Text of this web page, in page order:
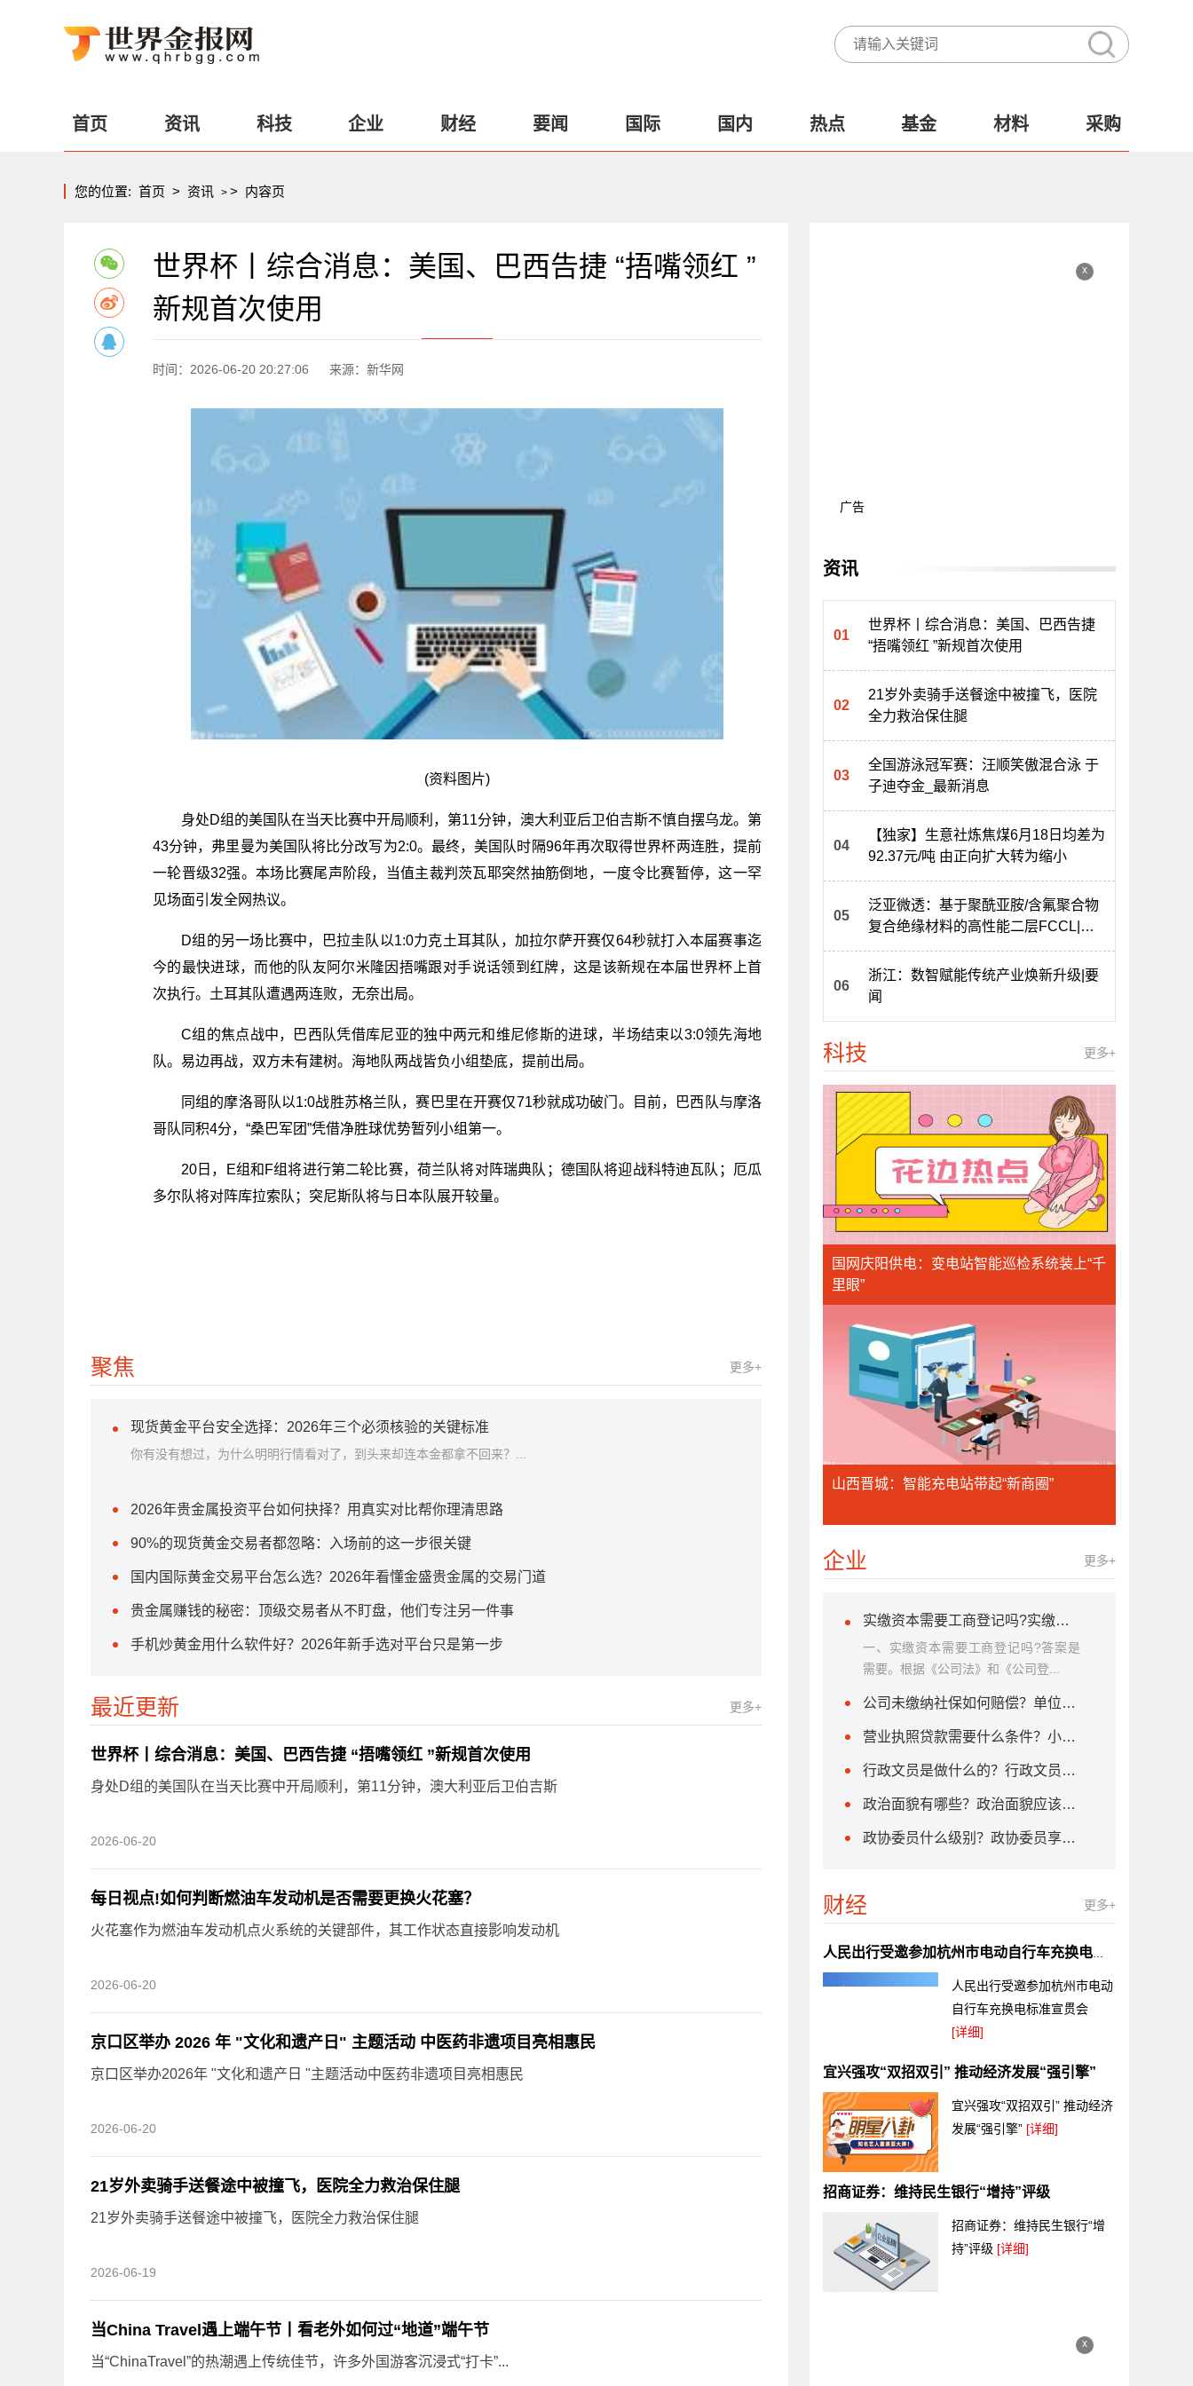
首页 资讯 科技 企业 财经 要闻 国际 国内 热点 基金 材料 采购
您的位置: 首页 > 资讯 > > 内容页
世界杯丨综合消息：美国、巴西告捷 “捂嘴领红 ”
新规首次使用
时间：2026-06-20 20:27:06 来源：新华网
(资料图片)
身处D组的美国队在当天比赛中开局顺利，第11分钟，澳大利亚后卫伯吉斯不慎自摆乌龙。第
43分钟，弗里曼为美国队将比分改写为2:0。最终，美国队时隔96年再次取得世界杯两连胜，提前
一轮晋级32强。本场比赛尾声阶段，当值主裁判茨瓦耶突然抽筋倒地，一度令比赛暂停，这一罕
见场面引发全网热议。
D组的另一场比赛中，巴拉圭队以1:0力克土耳其队，加拉尔萨开赛仅64秒就打入本届赛事迄
今的最快进球，而他的队友阿尔米隆因捂嘴跟对手说话领到红牌，这是该新规在本届世界杯上首
次执行。土耳其队遭遇两连败，无奈出局。
C组的焦点战中，巴西队凭借库尼亚的独中两元和维尼修斯的进球，半场结束以3:0领先海地
队。易边再战，双方未有建树。海地队两战皆负小组垫底，提前出局。
同组的摩洛哥队以1:0战胜苏格兰队，赛巴里在开赛仅71秒就成功破门。目前，巴西队与摩洛
哥队同积4分，“桑巴军团”凭借净胜球优势暂列小组第一。
20日，E组和F组将进行第二轮比赛，荷兰队将对阵瑞典队；德国队将迎战科特迪瓦队；厄瓜
多尔队将对阵库拉索队；突尼斯队将与日本队展开较量。
聚焦 更多+
现货黄金平台安全选择：2026年三个必须核验的关键标准
你有没有想过，为什么明明行情看对了，到头来却连本金都拿不回来？...
2026年贵金属投资平台如何抉择？用真实对比帮你理清思路
90%的现货黄金交易者都忽略：入场前的这一步很关键
国内国际黄金交易平台怎么选？2026年看懂金盛贵金属的交易门道
贵金属赚钱的秘密：顶级交易者从不盯盘，他们专注另一件事
手机炒黄金用什么软件好？2026年新手选对平台只是第一步
最近更新 更多+
世界杯丨综合消息：美国、巴西告捷 “捂嘴领红 ”新规首次使用
身处D组的美国队在当天比赛中开局顺利，第11分钟，澳大利亚后卫伯吉斯
2026-06-20
每日视点!如何判断燃油车发动机是否需要更换火花塞？
火花塞作为燃油车发动机点火系统的关键部件，其工作状态直接影响发动机
2026-06-20
京口区举办 2026 年 "文化和遗产日" 主题活动 中医药非遗项目亮相惠民
京口区举办2026年 "文化和遗产日 "主题活动中医药非遗项目亮相惠民
2026-06-20
21岁外卖骑手送餐途中被撞飞，医院全力救治保住腿
21岁外卖骑手送餐途中被撞飞，医院全力救治保住腿
2026-06-19
当China Travel遇上端午节丨看老外如何过“地道”端午节
当“ChinaTravel”的热潮遇上传统佳节，许多外国游客沉浸式“打卡”...
x
广告
资讯
世界杯丨综合消息：美国、巴西告捷
“捂嘴领红 ”新规首次使用
21岁外卖骑手送餐途中被撞飞，医院
全力救治保住腿
全国游泳冠军赛：汪顺笑傲混合泳 于
子迪夺金_最新消息
【独家】生意社炼焦煤6月18日均差为
92.37元/吨 由正向扩大转为缩小
泛亚微透：基于聚酰亚胺/含氟聚合物
复合绝缘材料的高性能二层FCCL|看
热讯
浙江：数智赋能传统产业焕新升级|要
闻
科技 更多+
国网庆阳供电：变电站智能巡检系统装上“千
里眼”
山西晋城：智能充电站带起“新商圈”
企业 更多+
实缴资本需要工商登记吗?实缴资本的计算方法是什么？
一、实缴资本需要工商登记吗?答案是
需要。根据《公司法》和《公司登...
公司未缴纳社保如何赔偿？单位不缴纳社保怎么办？
营业执照贷款需要什么条件？小微企业贷款需要什么条件?
行政文员是做什么的？行政文员需要什么学历？
政治面貌有哪些？政治面貌应该怎么填？
政协委员什么级别？政协委员享受哪些待遇？
财经 更多+
人民出行受邀参加杭州市电动自行车充换电标准宣贯会
人民出行受邀参加杭州市电动
自行车充换电标准宣贯会
[详细]
宜兴强攻“双招双引” 推动经济发展“强引擎”
宜兴强攻“双招双引” 推动经济
发展“强引擎” [详细]
招商证券：维持民生银行“增持”评级
招商证券：维持民生银行“增
持”评级 [详细]
x